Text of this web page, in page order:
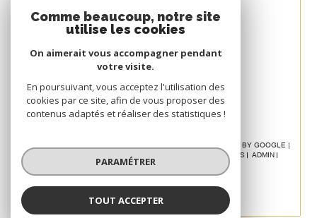
Espace
PROPRIÉTAIRE
Se connecter
Avis
CLIENT
© 2026 | TOUS DROITS RÉSERVÉS | TRADUCTION POWERED BY GOOGLE |
MENTIONS LÉGALES
ADMIN
POLITIQUE RGPD
Comme beaucoup, notre site
utilise les cookies
On aimerait vous accompagner pendant
votre visite.
En poursuivant, vous acceptez l'utilisation des
cookies par ce site, afin de vous proposer des
contenus adaptés et réaliser des statistiques !
PARAMÉTRER
TOUT ACCEPTER